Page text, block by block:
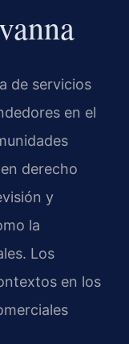
de servicios
en el
derecho
y
la
Los
en los